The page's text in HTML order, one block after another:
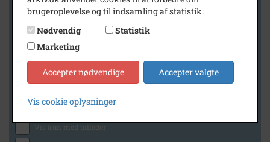
Tårnby Stads- og Lokalarkiv
Generelt
Vis kun med billeder
brugeroplevelse og til indsamling af statistik.
Nødvendig
Statistik
Marketing
Accepter nødvendige Accepter valgte
Vis cookie oplysninger